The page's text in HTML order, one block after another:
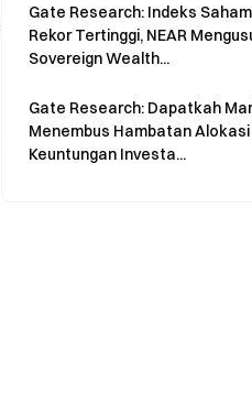
Gate Research: Indeks
Rekor Tertinggi, NEAR
Sovereign Wealth...
Gate Research: Dapatkah
Menembus Hambatan
Keuntungan Investa...